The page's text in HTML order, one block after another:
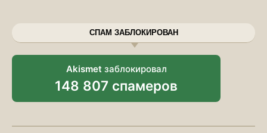
СПАМ ЗАБЛОКИРОВАН
Akismet заблокировал
148 807 спамеров